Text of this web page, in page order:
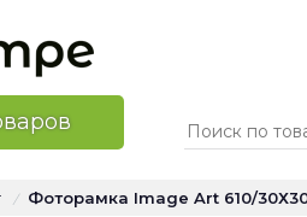
/ Фоторамка Image Art 610/